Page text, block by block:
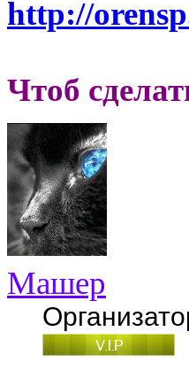
http://
Чтоб
Машер